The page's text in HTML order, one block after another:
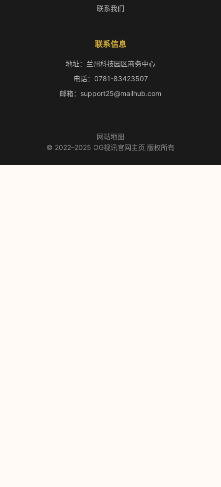
联系我们
联系信息
地址：兰州科技园区商务中心
电话：0781-83423507
邮箱：support25@mailhub.com
网站地图
© 2022–2025 OG视讯官网主页 版权所有